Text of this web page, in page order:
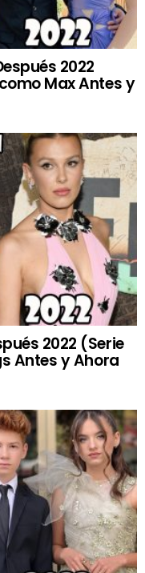
2022
Max Antes y
2022 (Serie
Antes y Ahora